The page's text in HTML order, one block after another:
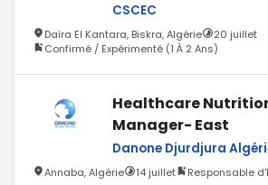
CSCEC
Daïra El Kantara, Biskra, Algérie
20 juillet
Confirmé / Expérimenté (1 À 2 Ans)
Healthcare
Manager- East
Danone Djurdjura
Annaba, Algérie 14 juillet Responsable